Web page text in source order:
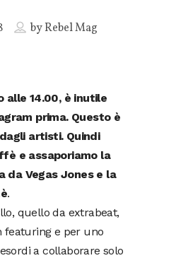
byRebel Mag
alle 14.00, è inutile
prima. Questo è
artisti. Quindi
e assaporiamo la
da Vegas Jones e la
.
quello da extrabeat,
featuring e per uno
a collaborare solo